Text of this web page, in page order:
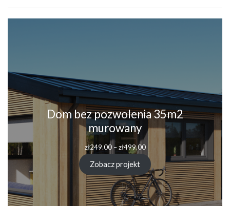
Dom bez pozwolenia 35m2
murowany
zł249.00 – zł499.00
Zobacz projekt